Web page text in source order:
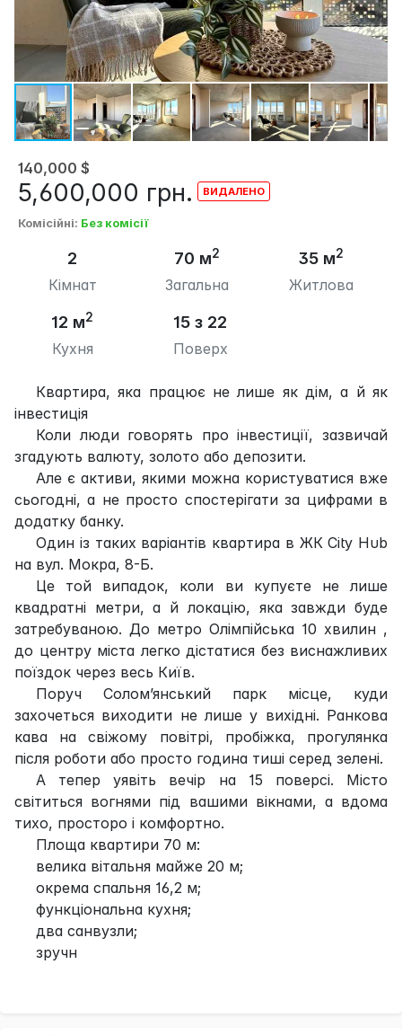
140,000 $
5,600,000 грн.
Комісійні: Без комісії
2
Кімнат
70 м2
Загальна
35 м2
Житлова
12 м2
Кухня
15 з 22
Поверх
Квартира, яка працює не лише як дім, а й як
інвестиція
Коли люди говорять про інвестиції, зазвичай
згадують валюту, золото або депозити.
Але є активи, якими можна користуватися вже
сьогодні, а не просто спостерігати за цифрами в
додатку банку.
Один із таких варіантів квартира в ЖК City Hub
на вул. Мокра, 8-Б.
Це той випадок, коли ви купуєте не лише
квадратні метри, а й локацію, яка завжди буде
затребуваною. До метро Олімпійська 10 хвилин ,
до центру міста легко дістатися без виснажливих
поїздок через весь Київ.
Поруч Солом’янський парк місце, куди
захочеться виходити не лише у вихідні. Ранкова
кава на свіжому повітрі, пробіжка, прогулянка
після роботи або просто година тиші серед зелені.
А тепер уявіть вечір на 15 поверсі. Місто
світиться вогнями під вашими вікнами, а вдома
тихо, просторо і комфортно.
Площа квартири 70 м:
велика вітальня майже 20 м;
окрема спальня 16,2 м;
функціональна кухня;
два санвузли;
зручн